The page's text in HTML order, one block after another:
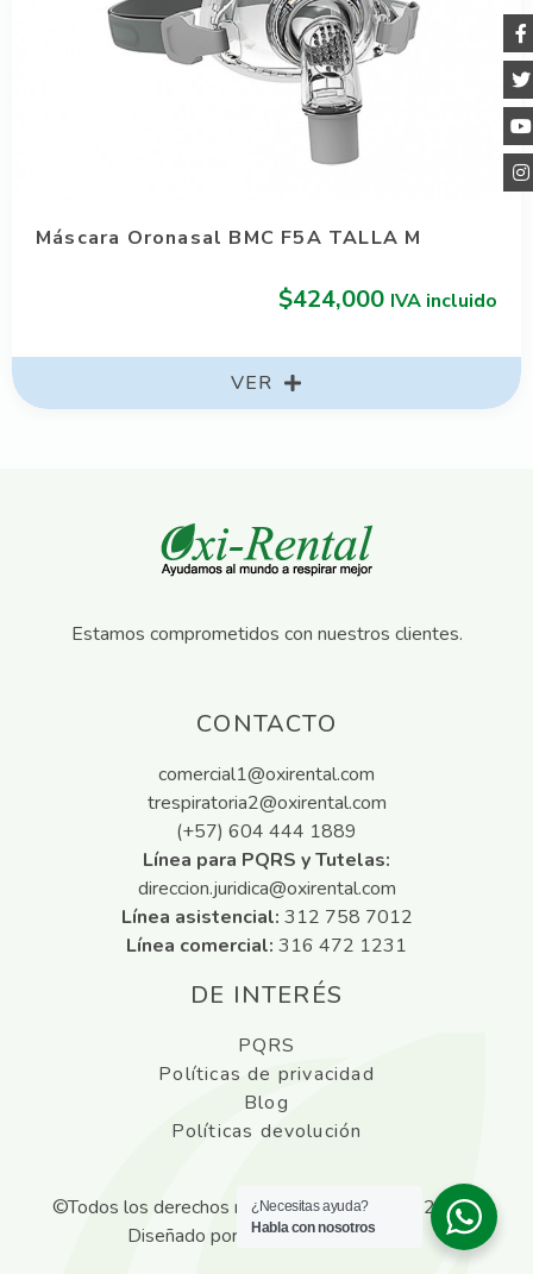
Máscara Oronasal BMC F5A TALLA M
$424,000 IVA incluido
VER
Estamos comprometidos con nuestros clientes.
CONTACTO
comercial1@oxirental.com
trespiratoria2@oxirental.com
(+57) 604 444 1889
Línea para PQRS y Tutelas:
direccion.juridica@oxirental.com
Línea asistencial: 312 758 7012
Línea comercial: 316 472 1231
DE INTERÉS
PQRS
Políticas de privacidad
Blog
Políticas devolución
©Todos los derechos reservadosOxirental
2026 |
Diseñado por ANDA AGENCIA
¿Necesitas ayuda?
Habla con nosotros